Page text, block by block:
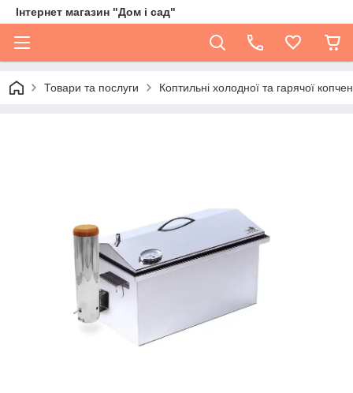
Інтернет магазин "Дом і сад"
Товари та послуги Коптильні холодної та гарячої